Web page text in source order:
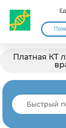
Платная КТ